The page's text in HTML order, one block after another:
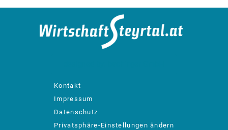
Kontakt
Impressum
Datenschutz
Privatsphäre-Einstellungen ändern